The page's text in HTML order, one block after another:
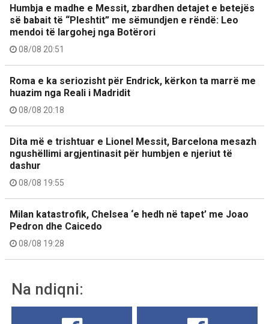
Humbja e madhe e Messit, zbardhen detajet e betejës
së babait të “Pleshtit” me sëmundjen e rëndë: Leo
mendoi të largohej nga Botërori
08/08 20:51
Roma e ka seriozisht për Endrick, kërkon ta marrë me
huazim nga Reali i Madridit
08/08 20:18
Dita më e trishtuar e Lionel Messit, Barcelona mesazh
ngushëllimi argjentinasit për humbjen e njeriut të
dashur
08/08 19:55
Milan katastrofik, Chelsea ‘e hedh në tapet’ me Joao
Pedron dhe Caicedo
08/08 19:28
Na ndiqni: